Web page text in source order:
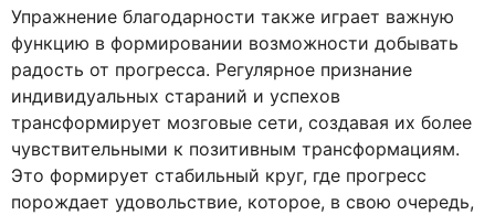
Упражнение благодарности также играет важную
функцию в формировании возможности добывать
радость от прогресса. Регулярное признание
индивидуальных стараний и успехов
трансформирует мозговые сети, создавая их более
чувствительными к позитивным трансформациям.
Это формирует стабильный круг, где прогресс
порождает удовольствие, которое, в свою очередь,